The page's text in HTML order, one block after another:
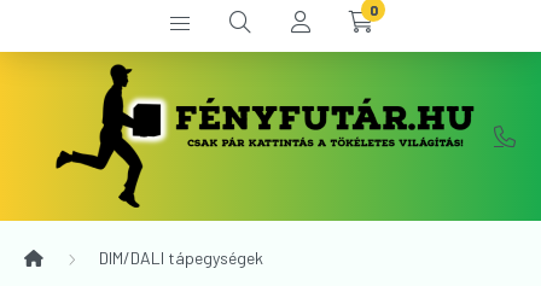
0
DIM/DALI tápegységek